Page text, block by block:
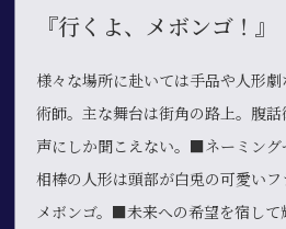
『行くよ、メボンゴ！』
様々な場所に赴いては手品や人形
術師。主な舞台は街角の路上。腹
声にしか聞こえない。■ネーミング
相棒の人形は頭部が白兎の可愛い
メボンゴ。■未来への希望を宿して